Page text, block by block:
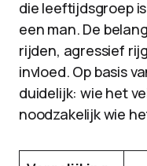
die leeftijdsgroep
een man. De
rijden, agressief
invloed. Op basis
duidelijk: wie het
noodzakelijk wie